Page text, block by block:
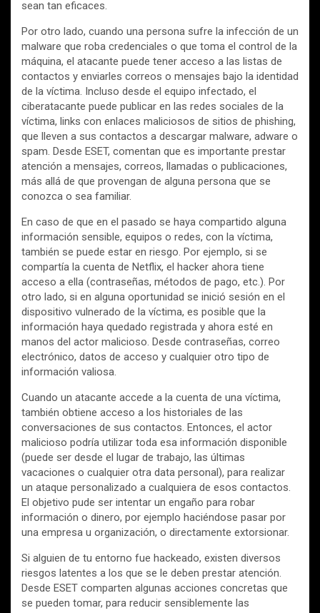
sean tan eficaces.
Por otro lado, cuando una persona sufre la infección de un
malware que roba credenciales o que toma el control de la
máquina, el atacante puede tener acceso a las listas de
contactos y enviarles correos o mensajes bajo la identidad
de la víctima. Incluso desde el equipo infectado, el
ciberatacante puede publicar en las redes sociales de la
víctima, links con enlaces maliciosos de sitios de phishing,
que lleven a sus contactos a descargar malware, adware o
spam. Desde ESET, comentan que es importante prestar
atención a mensajes, correos, llamadas o publicaciones,
más allá de que provengan de alguna persona que se
conozca o sea familiar.
En caso de que en el pasado se haya compartido alguna
información sensible, equipos o redes, con la víctima,
también se puede estar en riesgo. Por ejemplo, si se
compartía la cuenta de Netflix, el hacker ahora tiene
acceso a ella (contraseñas, métodos de pago, etc.). Por
otro lado, si en alguna oportunidad se inició sesión en el
dispositivo vulnerado de la víctima, es posible que la
información haya quedado registrada y ahora esté en
manos del actor malicioso. Desde contraseñas, correo
electrónico, datos de acceso y cualquier otro tipo de
información valiosa.
Cuando un atacante accede a la cuenta de una víctima,
también obtiene acceso a los historiales de las
conversaciones de sus contactos. Entonces, el actor
malicioso podría utilizar toda esa información disponible
(puede ser desde el lugar de trabajo, las últimas
vacaciones o cualquier otra data personal), para realizar
un ataque personalizado a cualquiera de esos contactos.
El objetivo pude ser intentar un engaño para robar
información o dinero, por ejemplo haciéndose pasar por
una empresa u organización, o directamente extorsionar.
Si alguien de tu entorno fue hackeado, existen diversos
riesgos latentes a los que se le deben prestar atención.
Desde ESET comparten algunas acciones concretas que
se pueden tomar, para reducir sensiblemente las